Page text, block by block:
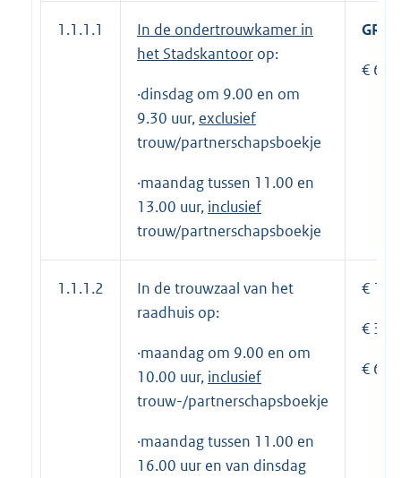
1.1.1.1 In de ondertrouwkamer in
het Stadskantoor op:
·dinsdag om 9.00 en om
9.30 uur, exclusief
trouw/partnerschapsboekje
·maandag tussen 11.00 en
13.00 uur, inclusief
trouw/partnerschapsboekje
€
1.1.1.2
In de trouwzaal van het
raadhuis op:
·maandag om 9.00 en om
10.00 uur, inclusief
trouw-/partnerschapsboekje
·maandag tussen 11.00 en
16.00 uur en van dinsdag
€
€
€